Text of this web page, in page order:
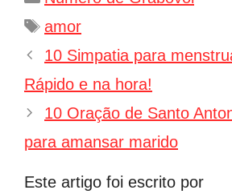
Tags
amor
Navegação
de
10 Simpatia para
Rápido e na hora!
10 Oração de Santo
para amansar marido
Este artigo foi escrito por